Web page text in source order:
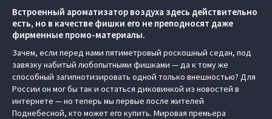
Встроенный ароматизатор воздуха здесь действительно
есть, но в качестве фишки его не преподносят даже
фирменные промо-материалы.
Зачем, если перед нами пятиметровый роскошный седан, под
завязку набитый любопытными фишками — да к тому же
способный загипнотизировать одной только внешностью? Для
России он мог бы так и остаться диковинкой из новостей в
интернете — но теперь мы первые после жителей
Поднебесной, кто может его купить. Мировая премьера